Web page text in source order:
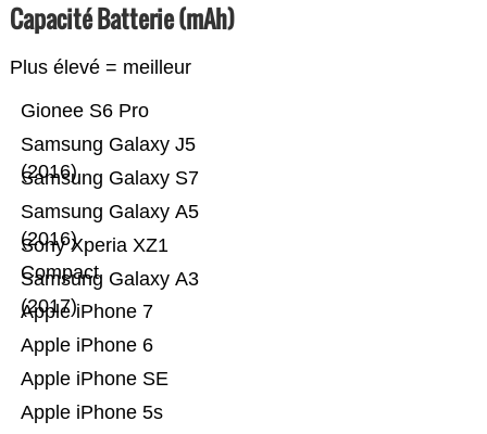
Capacité Batterie (mAh)
Plus élevé = meilleur
Apple iPhone 5s
Apple iPhone SE
Apple iPhone 6
Apple iPhone 7
Samsung Galaxy A3
(2017)
Sony Xperia XZ1
Compact
Samsung Galaxy A5
(2016)
Samsung Galaxy S7
Samsung Galaxy J5
(2016)
Gionee S6 Pro